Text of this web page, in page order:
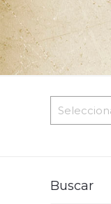
Selecciona
una
Buscar